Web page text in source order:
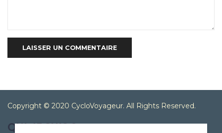
Copyright © 2020 CycloVoyageur. All Rights Reserved.
QUI JE SUIS ?